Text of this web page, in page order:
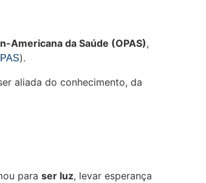
Americana da Saúde (OPAS),
).
aliada do conhecimento, da
para ser luz, levar esperança